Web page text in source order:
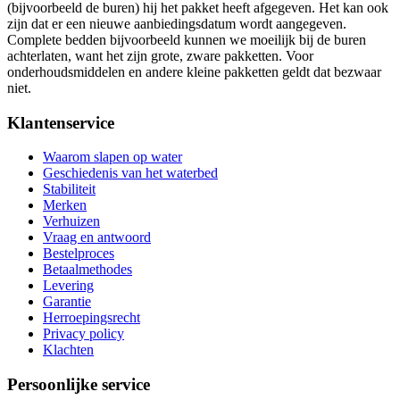
(bijvoorbeeld de buren) hij het pakket heeft afgegeven. Het kan ook
zijn dat er een nieuwe aanbiedingsdatum wordt aangegeven.
Complete bedden bijvoorbeeld kunnen we moeilijk bij de buren
achterlaten, want het zijn grote, zware pakketten. Voor
onderhoudsmiddelen en andere kleine pakketten geldt dat bezwaar
niet.
Klantenservice
Waarom slapen op water
Geschiedenis van het waterbed
Stabiliteit
Merken
Verhuizen
Vraag en antwoord
Bestelproces
Betaalmethodes
Levering
Garantie
Herroepingsrecht
Privacy policy
Klachten
Persoonlijke service